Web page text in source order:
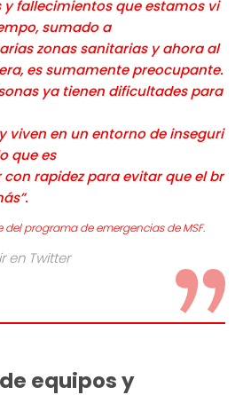
y fallecimientos que estamos vi
sumado a
zonas sanitarias y ahora al
es sumamente preocupante.
ya tienen dificultades para
viven en un entorno de inseguri
que es
rapidez para evitar que el br
del programa de emergencias de MSF.
en Twitter
equipos y